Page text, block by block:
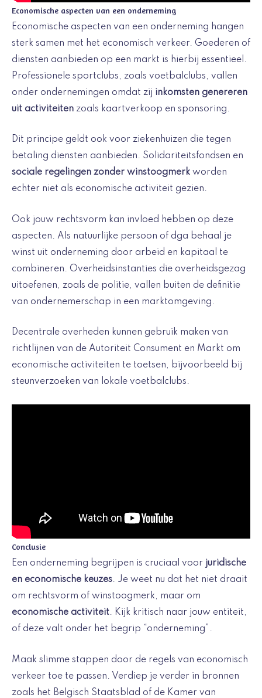
Economische aspecten van een onderneming
Economische aspecten van een onderneming hangen
sterk samen met het economisch verkeer. Goederen of
diensten aanbieden op een markt is hierbij essentieel.
Professionele sportclubs, zoals voetbalclubs, vallen
onder ondernemingen omdat zij inkomsten genereren
uit activiteiten zoals kaartverkoop en sponsoring.
Dit principe geldt ook voor ziekenhuizen die tegen
betaling diensten aanbieden. Solidariteitsfondsen en
sociale regelingen zonder winstoogmerk worden
echter niet als economische activiteit gezien.
Ook jouw rechtsvorm kan invloed hebben op deze
aspecten. Als natuurlijke persoon of dga behaal je
winst uit onderneming door arbeid en kapitaal te
combineren. Overheidsinstanties die overheidsgezag
uitoefenen, zoals de politie, vallen buiten de definitie
van ondernemerschap in een marktomgeving.
Decentrale overheden kunnen gebruik maken van
richtlijnen van de Autoriteit Consument en Markt om
economische activiteiten te toetsen, bijvoorbeeld bij
steunverzoeken van lokale voetbalclubs.
Conclusie
Een onderneming begrijpen is cruciaal voor juridische
en economische keuzes. Je weet nu dat het niet draait
om rechtsvorm of winstoogmerk, maar om
economische activiteit. Kijk kritisch naar jouw entiteit,
of deze valt onder het begrip “onderneming”.
Maak slimme stappen door de regels van economisch
verkeer toe te passen. Verdiep je verder in bronnen
zoals het Belgisch Staatsblad of de Kamer van